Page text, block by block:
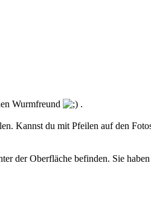
Wurmfreund .
Kannst du mit Pfeilen auf den
der Oberfläche befinden. Sie